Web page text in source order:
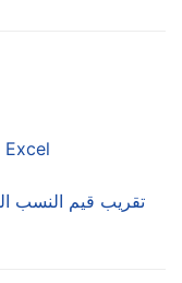
حساب متوسط النطاق مع التقريب في Excel
تقريب قيم النسب